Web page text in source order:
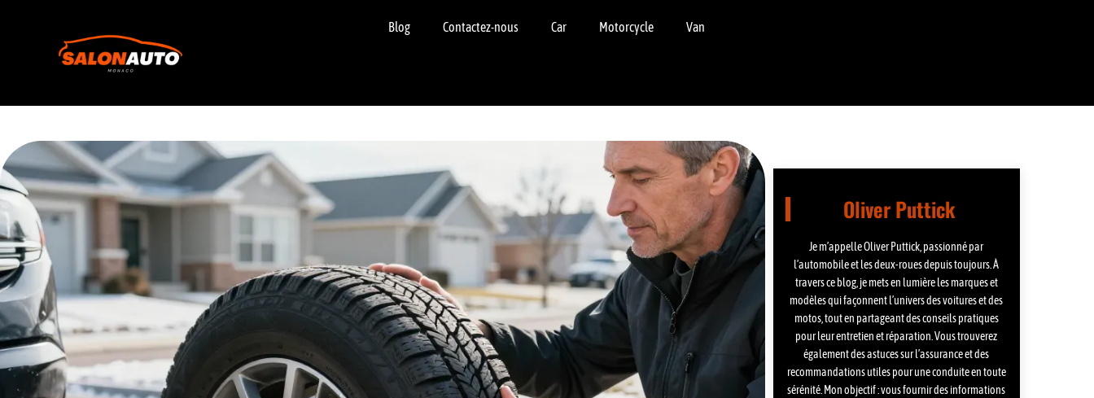
Blog Contactez-nous Car Motorcycle Van
Oliver Puttick
Je m’appelle Oliver Puttick, passionné par
l’automobile et les deux-roues depuis toujours. À
travers ce blog, je mets en lumière les marques et
modèles qui façonnent l’univers des voitures et des
motos, tout en partageant des conseils pratiques
pour leur entretien et réparation. Vous trouverez
également des astuces sur l’assurance et des
recommandations utiles pour une conduite en toute
sérénité. Mon objectif : vous fournir des informations